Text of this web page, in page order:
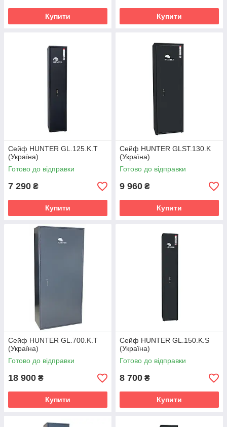
Купити Купити
Сейф HUNTER GL.125.K.T
(Україна)
Готово до відправки
7 290 ₴
Купити
Сейф HUNTER GLST.130.K
(Україна)
Готово до відправки
9 960 ₴
Купити
Сейф HUNTER GL.700.K.T
(Україна)
Готово до відправки
18 900 ₴
Купити
Сейф HUNTER GL.150.K.S
(Україна)
Готово до відправки
8 700 ₴
Купити